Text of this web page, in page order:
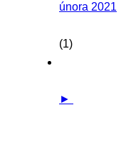
února 2021
(1)
►